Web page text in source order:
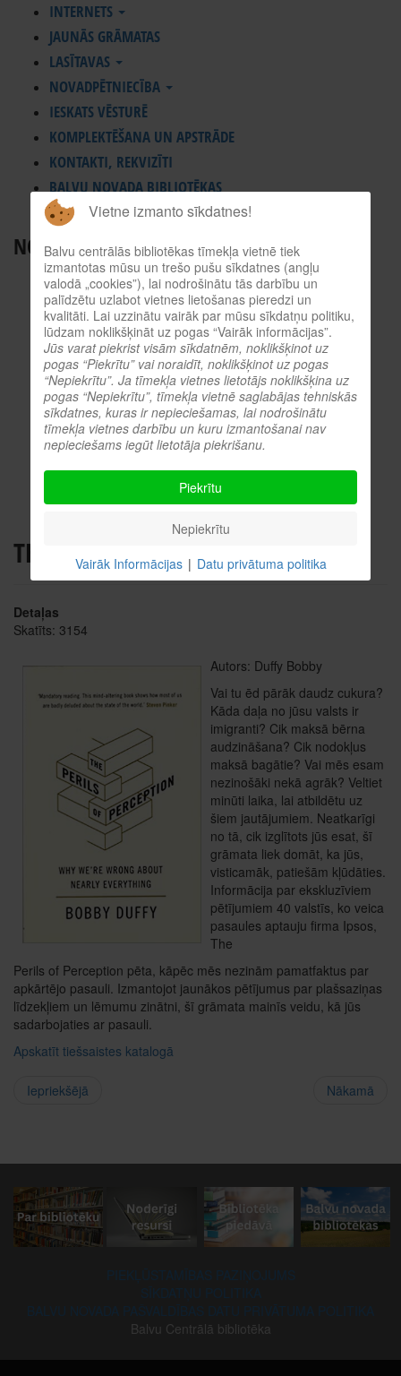
INTERNETS
JAUNĀS GRĀMATAS
LASĪTAVAS
NOVADPĒTNIECĪBA
IESKATS VĒSTURĒ
KOMPLEKTĒŠANA UN APSTRĀDE
KONTAKTI, REKVIZĪTI
BALVU NOVADA BIBLIOTĒKAS
ES INFORMĀCIJAS PUNKTS
NODERĪGI RESURSI
TIEŠSAISTES KATALOGS
KULTŪRVĒSTURES DATUBĀZE
MĒS ESAM POPULĀRI!
ATTĒLI NO PASĀKUMIEM
LNB DIGITĀLĀ BIBLIOTĒKA
KULTŪRA TĪMEKLĪ
VĒRTS IZLASĪT!
PROFESIONĀLIE RESURSI
THE PERILS OF PERCEPTION
Detaļas
Skatīts: 3154
Autors: Duffy Bobby
Vai tu ēd pārāk daudz cukura?
Kāda daļa no jūsu valsts ir
imigranti? Cik maksā bērna
audzināšana? Cik nodokļus
maksā bagātie? Vai mēs esam
nezinošāki nekā agrāk? Veltiet
minūti laika, lai atbildētu uz
šiem jautājumiem. Neatkarīgi
no tā, cik izglītots jūs esat, šī
grāmata liek domāt, ka jūs,
visticamāk, patiešām kļūdāties.
Informācija par ekskluzīviem
pētījumiem 40 valstīs, ko veica
pasaules aptauju firma Ipsos,
The
Perils of Perception pēta, kāpēc mēs nezinām pamatfaktus par
apkārtējo pasauli. Izmantojot jaunākos pētījumus par plašsaziņas
līdzekļiem un lēmumu zinātni, šī grāmata mainīs veidu, kā jūs
sadarbojaties ar pasauli.
Apskatīt tiešsaistes katalogā
Iepriekšējā Nākamā
Balvu Centrālā bibliotēka
Vietne izmanto sīkdatnes!
Balvu centrālās bibliotēkas tīmekļa vietnē tiek
izmantotas mūsu un trešo pušu sīkdatnes (angļu
valodā „cookies”), lai nodrošinātu tās darbību un
palīdzētu uzlabot vietnes lietošanas pieredzi un
kvalitāti. Lai uzzinātu vairāk par mūsu sīkdatņu politiku,
lūdzam noklikšķināt uz pogas “Vairāk informācijas”.
Jūs varat piekrist visām sīkdatnēm, noklikšķinot uz
pogas “Piekrītu” vai noraidīt, noklikšķinot uz pogas
“Nepiekrītu”. Ja tīmekļa vietnes lietotājs noklikšķina uz
pogas “Nepiekrītu”, tīmekļa vietnē saglabājas tehniskās
sīkdatnes, kuras ir nepieciešamas, lai nodrošinātu
tīmekļa vietnes darbību un kuru izmantošanai nav
nepieciešams iegūt lietotāja piekrišanu.
Piekrītu
Nepiekrītu
Vairāk Informācijas | Datu privātuma politika